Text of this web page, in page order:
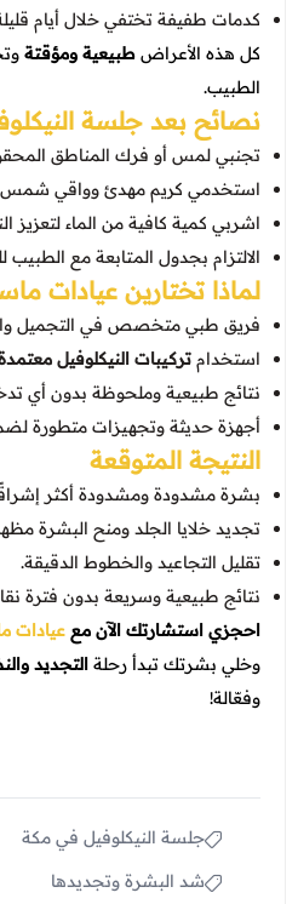
كدمات طفيفة تختفي خلال أيام
كل هذه الأعراضطبيعية ومؤقتة
الطبيب.
نصائح بعد جلسة
تجنبي لمس أو فرك المناطق المحقونة أول
استخدمي كريم مهدئ وواقي شمس
اشربي كمية كافية من الماء لتعزيز
الالتزام بجدول المتابعة مع الطبيب
لماذا تختارينعيادات
فريق طبي متخصص في التجميل
استخدامتركيبات النيكلوفيل معتمدة
نتائج طبيعية وملحوظة بدون أي
أجهزة حديثة وتجهيزات متطورة
النتيجة المتوقعة
بشرة مشدودة ومشدودة أكثر
تجديد خلايا الجلد ومنح البشرة
تقليل التجاعيد والخطوط الدقيقة.
نتائج طبيعية وسريعة بدون فترة
احجزي استشارتك الآن مع عيادات
وخلي بشرتك تبدأ رحلةالتجديد
وفعّالة!
جلسة النيكلوفيل في مكة
شد البشرة وتجديدها